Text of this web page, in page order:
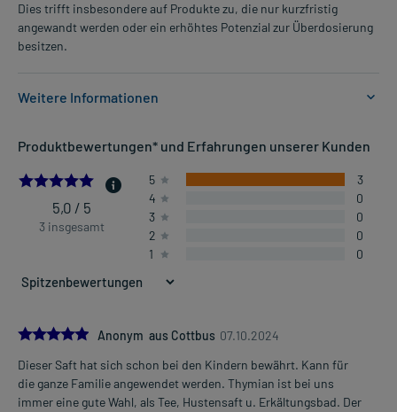
Dies trifft insbesondere auf Produkte zu, die nur kurzfristig
angewandt werden oder ein erhöhtes Potenzial zur Überdosierung
besitzen.
Weitere Informationen
- Traditionell angewendet zur Unterstützung der Schleimlösung im
Dosierung und Anwendungshinweise:
Kinder von 4-11 Jahren
5-mal täglich
unabhängig von der Mahlzeit
Jugendliche ab 12 Jahren und Erwachsene
3-mal täglich
unabhängig von der Mahlzeit
Mehr anzeigen
Produktbewertungen* und Erfahrungen unserer Kunden
5.0
5,0 / 5
3 insgesamt
5
3
4
0
3
0
2
0
1
0
5.0Anonym aus Cottbus 07.10.2024
Dieser Saft hat sich schon bei den Kindern bewährt. Kann für
die ganze Familie angewendet werden. Thymian ist bei uns
immer eine gute Wahl, als Tee, Hustensaft u. Erkältungsbad. Der